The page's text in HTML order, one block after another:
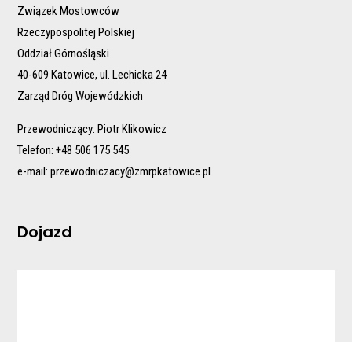
Związek Mostowców
Rzeczypospolitej Polskiej
Oddział Górnośląski
40-609 Katowice, ul. Lechicka 24
Zarząd Dróg Wojewódzkich
Przewodniczący: Piotr Klikowicz
Telefon: +48 506 175 545
e-mail:przewodniczacy@zmrpkatowice.pl
Dojazd